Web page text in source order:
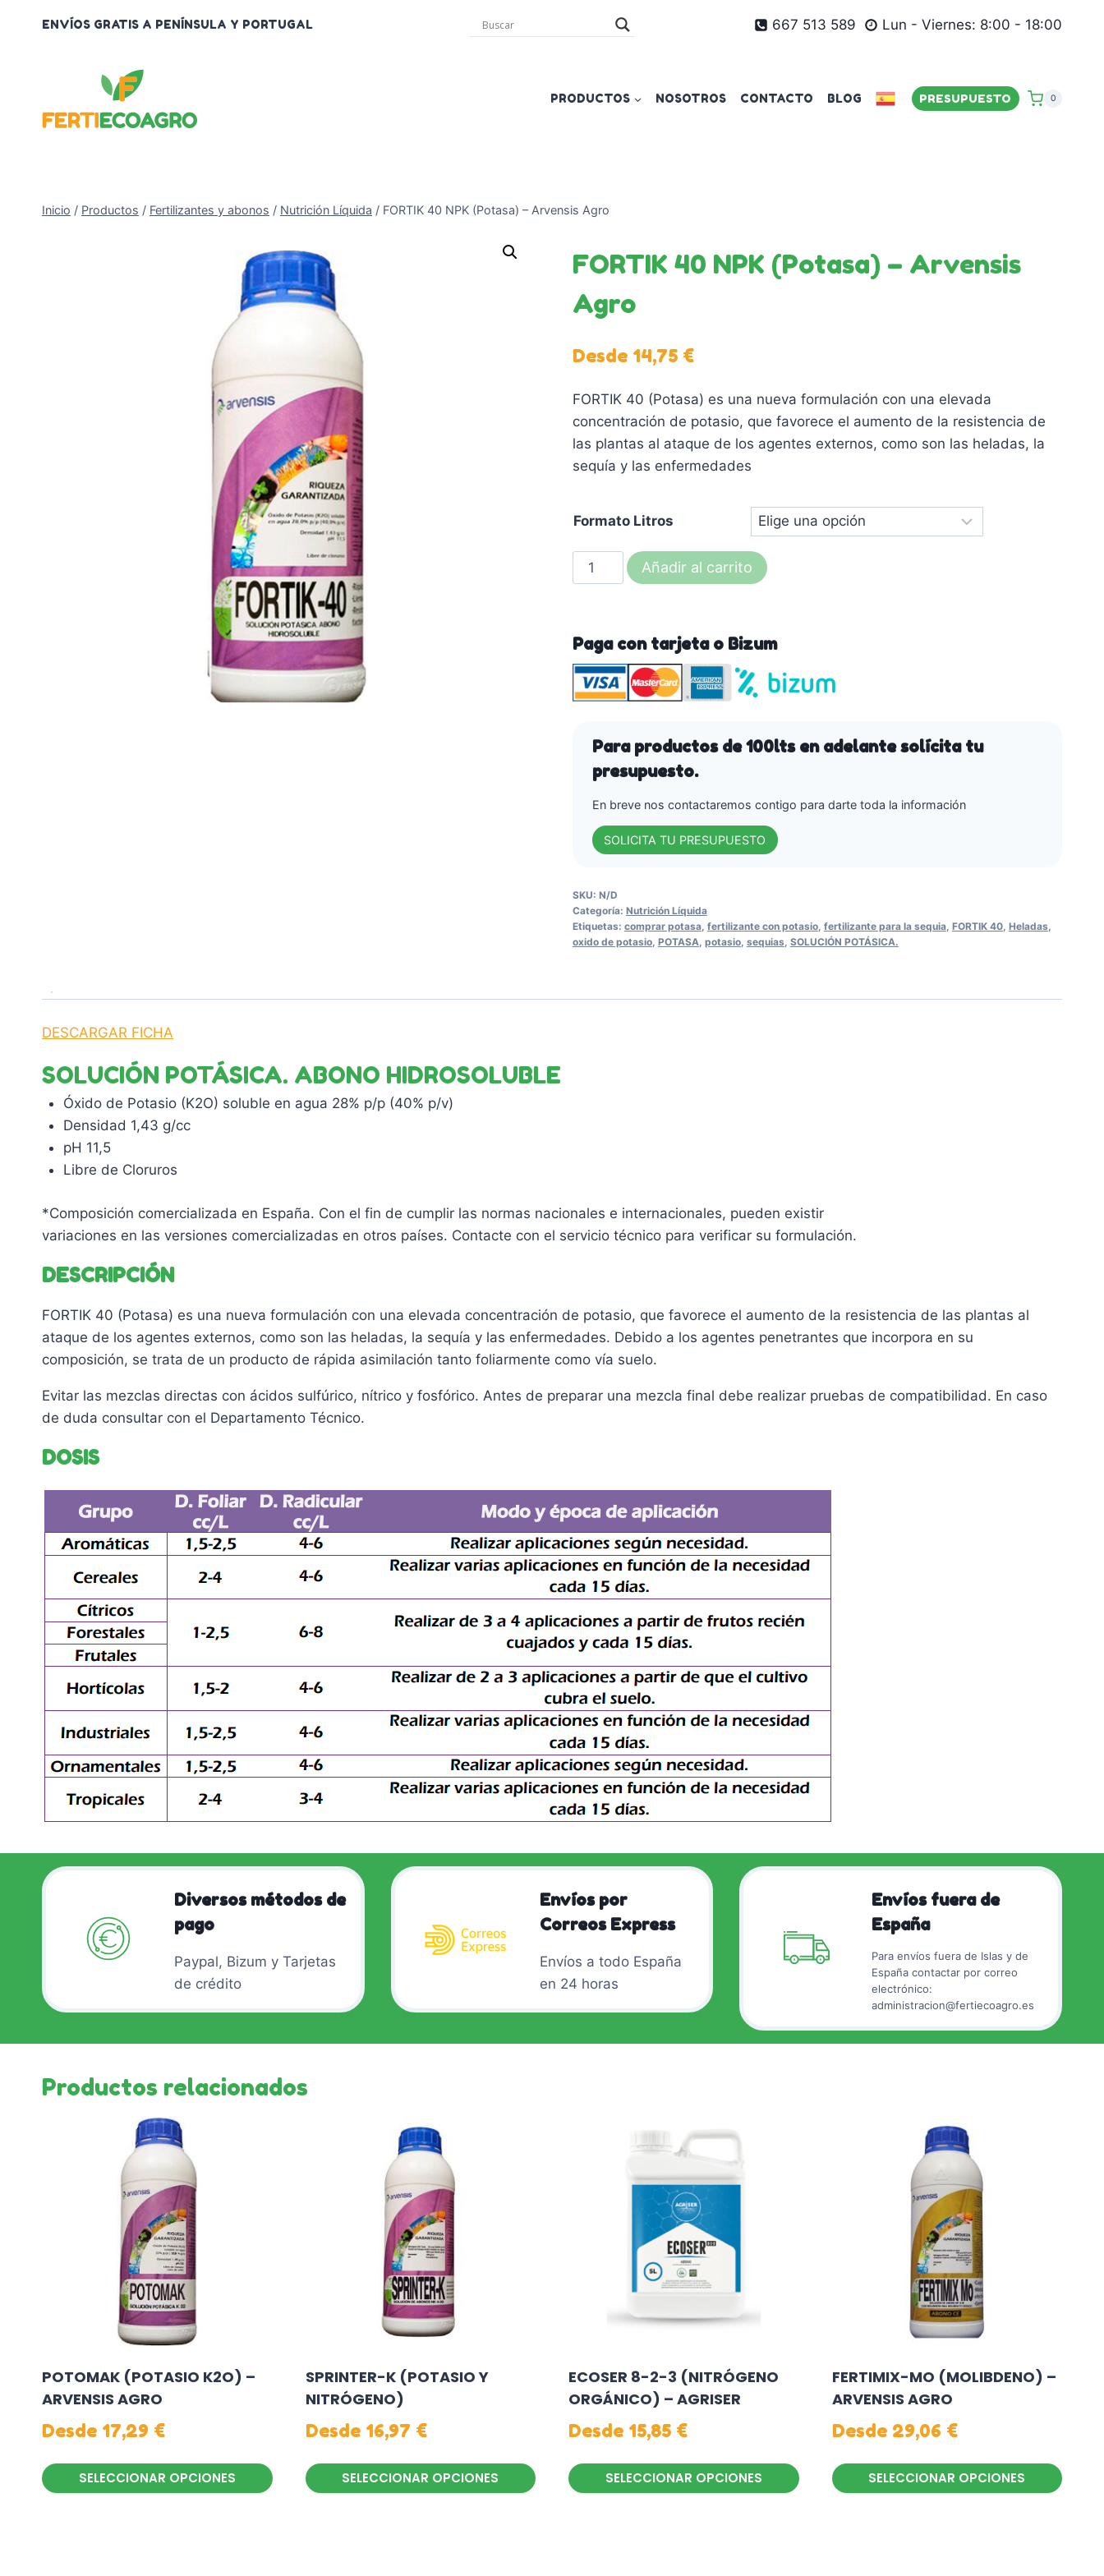
ENVÍOS GRATIS A PENÍNSULA Y PORTUGAL 667 513 589 Lun - Viernes: 8:00 - 18:00
PRODUCTOS NOSOTROS CONTACTO BLOG PRESUPUESTO 0
Inicio / Productos / Fertilizantes y abonos / Nutrición Líquida / FORTIK 40 NPK (Potasa) – Arvensis Agro
FORTIK 40 NPK (Potasa) – Arvensis
Agro
Desde 14,75 €
FORTIK 40 (Potasa) es una nueva formulación con una elevada
concentración de potasio, que favorece el aumento de la resistencia de
las plantas al ataque de los agentes externos, como son las heladas, la
sequía y las enfermedades
Formato Litros
FORTIK
40
-
Arvensis
Agro
Añadir al carrito
Paga con tarjeta o Bizum
Para productos de 100lts en adelante solícita tu
presupuesto.
En breve nos contactaremos contigo para darte toda la información
SOLICITA TU PRESUPUESTO
SKU: N/D
Categoría: Nutrición Líquida
Etiquetas: comprar potasa, fertilizante con potasio, fertilizante para la sequia, FORTIK 40, Heladas
oxido de potasio, POTASA potasio, sequias SOLUCIÓN POTÁSICA.
DESCARGAR FICHA
SOLUCIÓN POTÁSICA. ABONO HIDROSOLUBLE
Óxido de Potasio (K2O) soluble en agua 28% p/p (40% p/v)
Densidad 1,43 g/cc
pH 11,5
Libre de Cloruros
*Composición comercializada en España. Con el fin de cumplir las normas nacionales e internacionales, pueden existir
variaciones en las versiones comercializadas en otros países. Contacte con el servicio técnico para verificar su formulación.
DESCRIPCIÓN
FORTIK 40 (Potasa) es una nueva formulación con una elevada concentración de potasio, que favorece el aumento de la resistencia de las plantas al
ataque de los agentes externos, como son las heladas, la sequía y las enfermedades. Debido a los agentes penetrantes que incorpora en su
composición, se trata de un producto de rápida asimilación tanto foliarmente como vía suelo.
Evitar las mezclas directas con ácidos sulfúrico, nítrico y fosfórico. Antes de preparar una mezcla final debe realizar pruebas de compatibilidad. En caso
de duda consultar con el Departamento Técnico.
DOSIS
Diversos métodos de
pago
Paypal, Bizum y Tarjetas
de crédito
Envíos por
Correos Express
Envíos a todo España
en 24 horas
Envíos fuera de
España
Para envíos fuera de Islas y de
España contactar por correo
electrónico:
administracion@fertiecoagro.es
Productos relacionados
POTOMAK (POTASIO K2O) –
ARVENSIS AGRO
Desde 17,29 €
SELECCIONAR OPCIONES
SPRINTER-K (POTASIO Y
NITRÓGENO)
Desde 16,97 €
SELECCIONAR OPCIONES
ECOSER 8-2-3 (NITRÓGENO
ORGÁNICO) – AGRISER
Desde 15,85 €
SELECCIONAR OPCIONES
FERTIMIX-MO (MOLIBDENO) –
ARVENSIS AGRO
Desde 29,06 €
SELECCIONAR OPCIONES